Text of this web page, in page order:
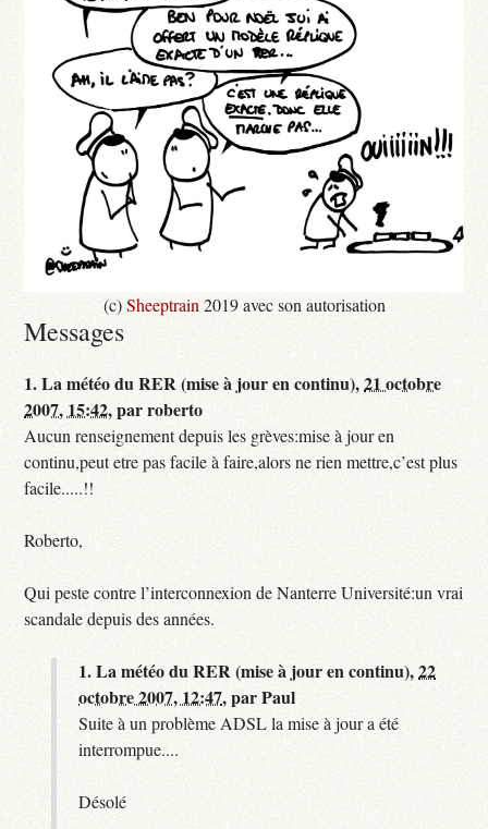
(c)Sheeptrain 2019 avec son autorisation
Messages
1.La météo du RER (mise à jour en continu),21 octobre
2007, 15:42,parroberto
Aucun renseignement depuis les grèves:mise à jour en
continu,peut etre pas facile à faire,alors ne rien mettre,c’est plus
facile.....!!
Roberto,
Qui peste contre l’interconnexion de Nanterre Université:un vrai
scandale depuis des années.
1.La météo du RER (mise à jour en continu),22
octobre 2007, 12:47,parPaul
Suite à un problème ADSL la mise à jour a été
interrompue....
Désolé